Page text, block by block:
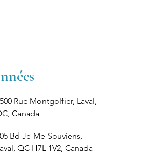
Rue Montgolfier, Laval,
Canada
Bd Je-Me-Souviens,
QC H7L 1V2, Canada